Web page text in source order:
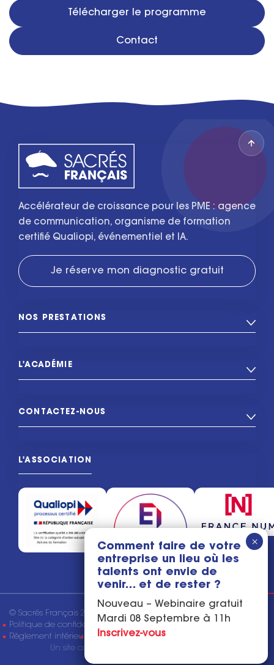
Télécharger le programme
Contact
Accélérateur de croissance pour les PME : agence
de communication, organisme de formation
certifié Qualiopi, événementiel et IA.
Je réserve mon diagnostic gratuit
NOS PRESTATIONS
L'ACADÉMIE
CONTACTEZ-NOUS
L'ASSOCIATION
© Sacrés Français 2026 Mentions légales
Politique de confidentialité
Conditions générales de vente
Règlement intérieur
Tous droits réservés
Un site conçu & réalisé par
Comment faire de votre
entreprise un lieu où les
talents ont envie de
venir… et de rester ?
Nouveau – Webinaire gratuit
Mardi 08 Septembre à 11h
Inscrivez-vous